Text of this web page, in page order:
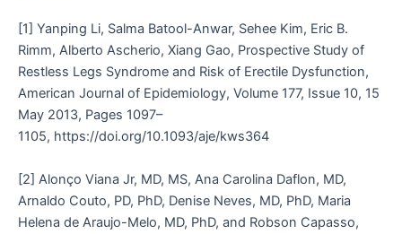
[1] Yanping Li, Salma Batool-Anwar, Sehee Kim, Eric B.
Rimm, Alberto Ascherio, Xiang Gao, Prospective Study of
Restless Legs Syndrome and Risk of Erectile Dysfunction,
American Journal of Epidemiology, Volume 177, Issue 10, 15
May 2013, Pages 1097–
1105, https://doi.org/10.1093/aje/kws364
[2] Alonço Viana Jr, MD, MS, Ana Carolina Daflon, MD,
Arnaldo Couto, PD, PhD, Denise Neves, MD, PhD, Maria
Helena de Araujo-Melo, MD, PhD, and Robson Capasso,